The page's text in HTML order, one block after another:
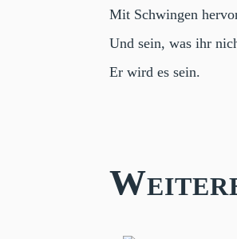
Mit Schwingen
Und sein, was ihr
Er wird es sein.